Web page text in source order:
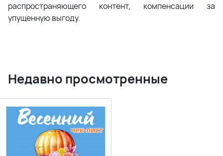
распространяющего контент, компенсации за
упущенную выгоду.
Недавно просмотренные